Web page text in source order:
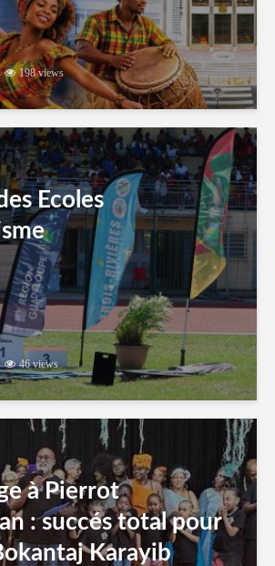
198 views
Ecoles
46 views
à Pierrot
: succés total pour
Karayib